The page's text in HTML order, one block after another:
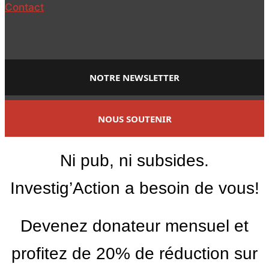
Contact
NOTRE NEWSLETTER
NOUS SOUTENIR
Ni pub, ni subsides.
Investig’Action a besoin de vous!
Devenez donateur mensuel et
profitez de 20% de réduction sur